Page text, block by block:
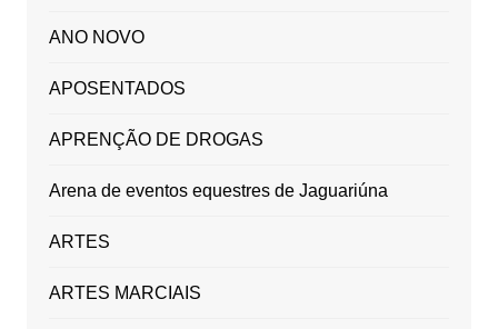
ANO NOVO
APOSENTADOS
APRENÇÃO DE DROGAS
Arena de eventos equestres de Jaguariúna
ARTES
ARTES MARCIAIS